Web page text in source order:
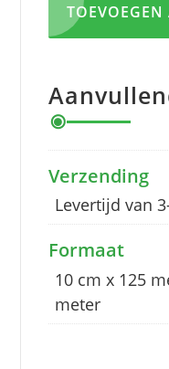
Verzending
Levertijd van
Formaat
10 cm x 125
meter